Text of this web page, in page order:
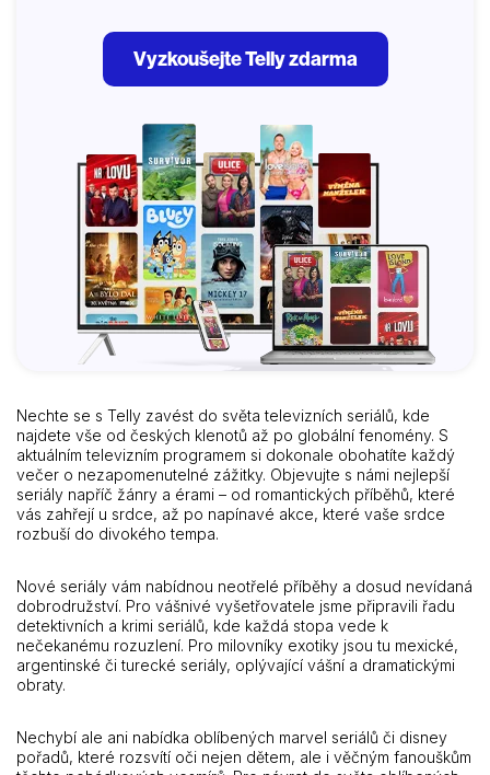
Vyzkoušejte Telly zdarma
Nechte se s Telly zavést do světa televizních seriálů, kde
najdete vše od českých klenotů až po globální fenomény. S
aktuálním televizním programem si dokonale obohatíte každý
večer o nezapomenutelné zážitky. Objevujte s námi nejlepší
seriály napříč žánry a érami – od romantických příběhů, které
vás zahřejí u srdce, až po napínavé akce, které vaše srdce
rozbuší do divokého tempa.
Nové seriály vám nabídnou neotřelé příběhy a dosud nevídaná
dobrodružství. Pro vášnivé vyšetřovatele jsme připravili řadu
detektivních a krimi seriálů, kde každá stopa vede k
nečekanému rozuzlení. Pro milovníky exotiky jsou tu mexické,
argentinské či turecké seriály, oplývající vášní a dramatickými
obraty.
Nechybí ale ani nabídka oblíbených marvel seriálů či disney
pořadů, které rozsvítí oči nejen dětem, ale i věčným fanouškům